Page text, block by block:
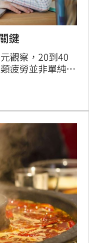
鍵
觀察，20到40
疲勞並非單純過
睡，形成惡性循